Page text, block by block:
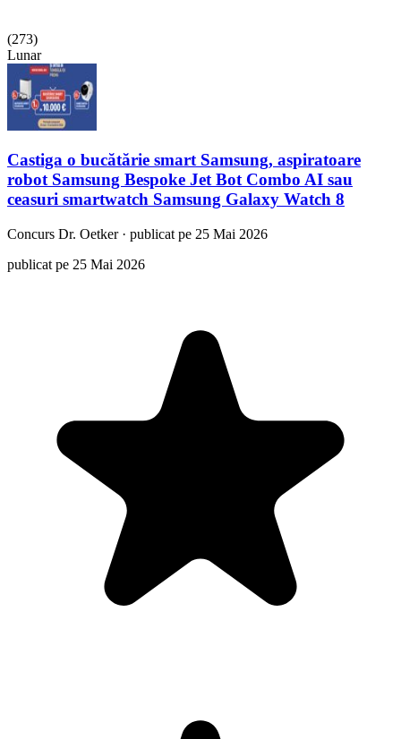
(273)
Lunar
Castiga o bucătărie smart Samsung, aspiratoare
robot Samsung Bespoke Jet Bot Combo AI sau
ceasuri smartwatch Samsung Galaxy Watch 8
Concurs Dr. Oetker· publicat pe 25 Mai 2026
publicat pe 25 Mai 2026